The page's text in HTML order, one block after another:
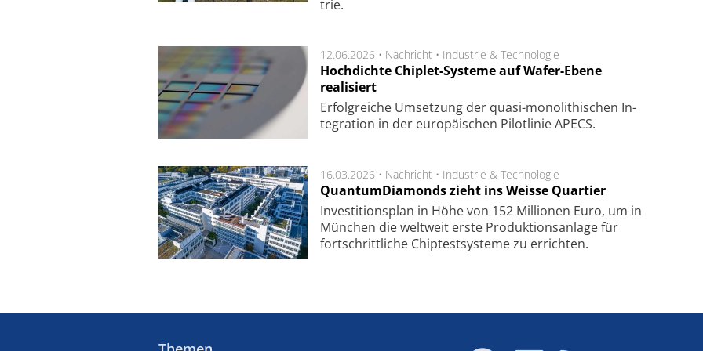
trie.
12.06.2026 • Nachricht • Industrie & Technologie
Hochdichte Chiplet-Systeme auf Wafer-Ebene
realisiert
Er­folg­rei­che Um­set­zung der quasi-mono­li­thi­schen In­
te­gra­tion in der eu­ro­pä­i­schen Pi­lot­li­nie APECS.
16.03.2026 • Nachricht • Industrie & Technologie
QuantumDiamonds zieht ins Weisse Quartier
Inves­ti­tions­plan in Höhe von 152 Mil­lio­nen Euro, um in
Mün­chen die welt­weit ers­te Pro­duk­tions­an­la­ge für
fort­schritt­li­che Chip­test­sys­te­me zu er­rich­ten.